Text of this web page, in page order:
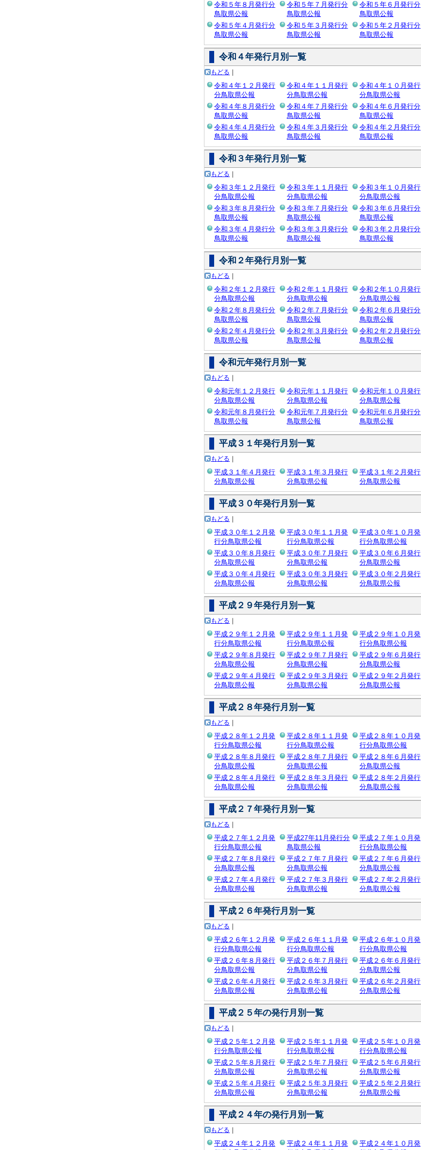
令和５年８月発行分
鳥取県公報
令和５年７月発行分
鳥取県公報
令和５年６月発行分
鳥取県公報
令和５年４月発行分
鳥取県公報
令和５年３月発行分
鳥取県公報
令和５年２月発行分
鳥取県公報
令和４年発行月別一覧
もどる ｜
令和４年１２月発行
分鳥取県公報
令和４年１１月発行
分鳥取県公報
令和４年１０月発行
分鳥取県公報
令和４年８月発行分
鳥取県公報
令和４年７月発行分
鳥取県公報
令和４年６月発行分
鳥取県公報
令和４年４月発行分
鳥取県公報
令和４年３月発行分
鳥取県公報
令和４年２月発行分
鳥取県公報
令和３年発行月別一覧
もどる ｜
令和３年１２月発行
分鳥取県公報
令和３年１１月発行
分鳥取県公報
令和３年１０月発行
分鳥取県公報
令和３年８月発行分
鳥取県公報
令和３年７月発行分
鳥取県公報
令和３年６月発行分
鳥取県公報
令和３年４月発行分
鳥取県公報
令和３年３月発行分
鳥取県公報
令和３年２月発行分
鳥取県公報
令和２年発行月別一覧
もどる ｜
令和２年１２月発行
分鳥取県公報
令和２年１１月発行
分鳥取県公報
令和２年１０月発行
分鳥取県公報
令和２年８月発行分
鳥取県公報
令和２年７月発行分
鳥取県公報
令和２年６月発行分
鳥取県公報
令和２年４月発行分
鳥取県公報
令和２年３月発行分
鳥取県公報
令和２年２月発行分
鳥取県公報
令和元年発行月別一覧
もどる ｜
令和元年１２月発行
分鳥取県公報
令和元年１１月発行
分鳥取県公報
令和元年１０月発行
分鳥取県公報
令和元年８月発行分
鳥取県公報
令和元年７月発行分
鳥取県公報
令和元年６月発行分
鳥取県公報
平成３１年発行月別一覧
もどる ｜
平成３１年４月発行
分鳥取県公報
平成３１年３月発行
分鳥取県公報
平成３１年２月発行
分鳥取県公報
平成３０年発行月別一覧
もどる ｜
平成３０年１２月発
行分鳥取県公報
平成３０年１１月発
行分鳥取県公報
平成３０年１０月発
行分鳥取県公報
平成３０年８月発行
分鳥取県公報
平成３０年７月発行
分鳥取県公報
平成３０年６月発行
分鳥取県公報
平成３０年４月発行
分鳥取県公報
平成３０年３月発行
分鳥取県公報
平成３０年２月発行
分鳥取県公報
平成２９年発行月別一覧
もどる ｜
平成２９年１２月発
行分鳥取県公報
平成２９年１１月発
行分鳥取県公報
平成２９年１０月発
行分鳥取県公報
平成２９年８月発行
分鳥取県公報
平成２９年７月発行
分鳥取県公報
平成２９年６月発行
分鳥取県公報
平成２９年４月発行
分鳥取県公報
平成２９年３月発行
分鳥取県公報
平成２９年２月発行
分鳥取県公報
平成２８年発行月別一覧
もどる ｜
平成２８年１２月発
行分鳥取県公報
平成２８年１１月発
行分鳥取県公報
平成２８年１０月発
行分鳥取県公報
平成２８年８月発行
分鳥取県公報
平成２８年７月発行
分鳥取県公報
平成２８年６月発行
分鳥取県公報
平成２８年４月発行
分鳥取県公報
平成２８年３月発行
分鳥取県公報
平成２８年２月発行
分鳥取県公報
平成２７年発行月別一覧
もどる ｜
平成２７年１２月発
行分鳥取県公報
平成27年11月発行分
鳥取県公報
平成２７年１０月発
行分鳥取県公報
平成２７年８月発行
分鳥取県公報
平成２７年７月発行
分鳥取県公報
平成２７年６月発行
分鳥取県公報
平成２７年４月発行
分鳥取県公報
平成２７年３月発行
分鳥取県公報
平成２７年２月発行
分鳥取県公報
平成２６年発行月別一覧
もどる ｜
平成２６年１２月発
行分鳥取県公報
平成２６年１１月発
行分鳥取県公報
平成２６年１０月発
行分鳥取県公報
平成２６年８月発行
分鳥取県公報
平成２６年７月発行
分鳥取県公報
平成２６年６月発行
分鳥取県公報
平成２６年４月発行
分鳥取県公報
平成２６年３月発行
分鳥取県公報
平成２６年２月発行
分鳥取県公報
平成２５年の発行月別一覧
もどる ｜
平成２５年１２月発
行分鳥取県公報
平成２５年１１月発
行分鳥取県公報
平成２５年１０月発
行分鳥取県公報
平成２５年８月発行
分鳥取県公報
平成２５年７月発行
分鳥取県公報
平成２５年６月発行
分鳥取県公報
平成２５年４月発行
分鳥取県公報
平成２５年３月発行
分鳥取県公報
平成２５年２月発行
分鳥取県公報
平成２４年の発行月別一覧
もどる ｜
平成２４年１２月発
平成２４年１１月発
平成２４年１０月発